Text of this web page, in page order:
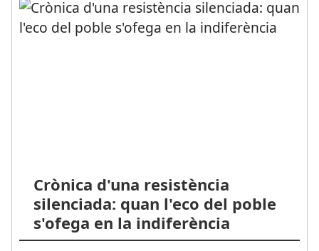
Crònica d'una resistència
silenciada: quan l'eco del poble
s'ofega en la indiferència